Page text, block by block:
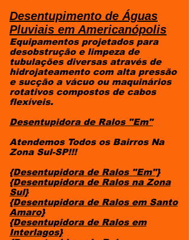
Desentupimento de Águas
Pluviais em Americanópolis
Equipamentos projetados para
desobstrução e limpeza de
tubulações diversas através de
hidrojateamento com alta pressão
e sucção a vácuo ou maquinários
rotativos compostos de cabos
flexíveis.
Desentupidora de Ralos "Em"
Atendemos Todos os Bairros Na
Zona Sul-SP!!!
{Desentupidora de Ralos "Em"}
{Desentupidora de Ralos na Zona
Sul}
{Desentupidora de Ralos em Santo
Amaro}
{Desentupidora de Ralos em
Interlagos}